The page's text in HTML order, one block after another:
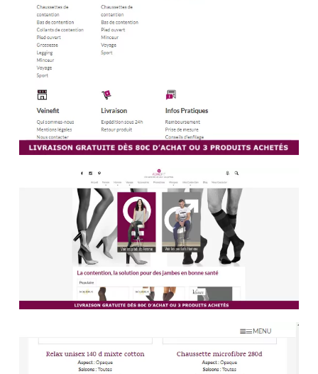
navigateur du client et le serveur web sont cryptées,
réduisant ainsi le risque d’interception par des tiers
malveillants.
2.Choix d’une plateforme de commerce électronique
sécurisée
: Optez pour une plateforme de commerce
électronique réputée qui intègre des normes de sécurité
strictes et régulièrement mises à jour pour protéger les
informations sensibles des clients.
Mise en place de protocoles de paiement sécurisés
Intégrez des passerelles de paiement réputées et certifiées
PCI DSS (Payment Card Industry Data Security
Standard) pour traiter les transactions financières de
manière sécurisée.
: Exigez des mots
de passe forts pour les comptes clients et encouragez les